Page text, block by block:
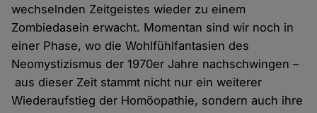
wechselnden Zeitgeistes wieder zu einem
Zombiedasein erwacht. Momentan sind wir noch in
einer Phase, wo die Wohlfühlfantasien des
Neomystizismus der 1970er Jahre nachschwingen –
aus dieser Zeit stammt nicht nur ein weiterer
Wiederaufstieg der Homöopathie, sondern auch ihre